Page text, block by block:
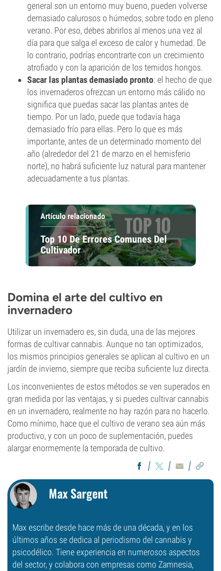
general son un entorno muy bueno, pueden volverse
demasiado calurosos o húmedos, sobre todo en pleno
verano. Por eso, debes abrirlos al menos una vez al
día para que salga el exceso de calor y humedad. De
lo contrario, podrías encontrarte con un crecimiento
atrofiado y con la aparición de los temidos hongos.
Sacar las plantas demasiado pronto: el hecho de que
los invernaderos ofrezcan un entorno más cálido no
significa que puedas sacar las plantas antes de
tiempo. Por un lado, puede que todavía haga
demasiado frío para ellas. Pero lo que es más
importante, antes de un determinado momento del
año (alrededor del 21 de marzo en el hemisferio
norte), no habrá suficiente luz natural para mantener
adecuadamente a tus plantas.
Artículo relacionado
Top 10 De Errores Comunes Del
Cultivador
Domina el arte del cultivo en
invernadero
Utilizar un invernadero es, sin duda, una de las mejores
formas de cultivar cannabis. Aunque no tan optimizados,
los mismos principios generales se aplican al cultivo en un
jardín de invierno, siempre que reciba suficiente luz directa.
Los inconvenientes de estos métodos se ven superados en
gran medida por las ventajas, y si puedes cultivar cannabis
en un invernadero, realmente no hay razón para no hacerlo.
Como mínimo, hace que el cultivo de verano sea aún más
productivo, y con un poco de suplementación, puedes
alargar enormemente la temporada de cultivo.
Max Sargent
Max escribe desde hace más de una década, y en los
últimos años se dedica al periodismo del cannabis y
psicodélico. Tiene experiencia en numerosos aspectos
del sector, y colabora con empresas como Zamnesia,